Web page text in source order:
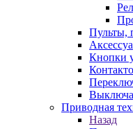
Пульты,
Кнопки
Приводная
Назад